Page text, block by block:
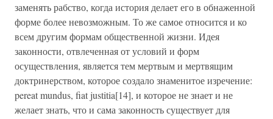
заменять рабство, когда история делает его в обнаженной
форме более невозможным. То же самое относится и ко
всем другим формам общественной жизни. Идея
законности, отвлеченная от условий и форм
осуществления, является тем мертвым и мертвящим
доктринерством, которое создало знаменитое изречение:
pereat mundus, fiat justitia[14], и которое не знает и не
желает знать, что и сама законность существует для